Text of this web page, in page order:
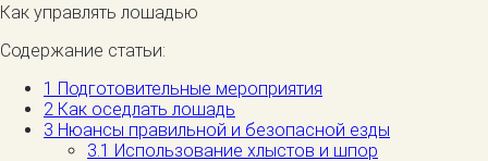
Как управлять лошадью
Содержание статьи:
1 Подготовительные мероприятия
2 Как оседлать лошадь
3 Нюансы правильной и безопасной езды
3.1 Использование хлыстов и шпор